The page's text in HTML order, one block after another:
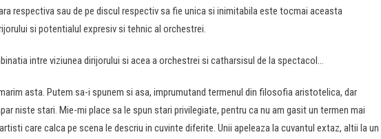
respectiva sau de pe discul respectiv sa fie unica si inimitabila este tocmai aceasta
si potentialul expresiv si tehnic al orchestrei.
intre viziunea dirijorului si acea a orchestrei si catharsisul de la spectacol…
asta. Putem sa-i spunem si asa, imprumutand termenul din filosofia aristotelica, dar
niste stari. Mie-mi place sa le spun stari privilegiate, pentru ca nu am gasit un termen mai
care calca pe scena le descriu in cuvinte diferite. Unii apeleaza la cuvantul extaz, altii la un